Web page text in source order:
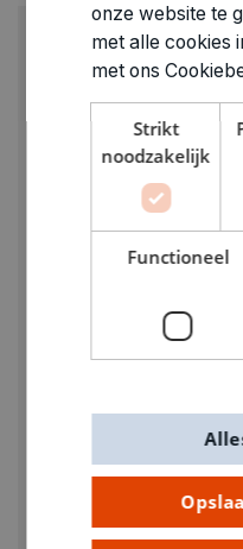
Uitdeelcadeautje -
onze website te
met alle cookies
met ons
Strikt
noodzakelijk
Functioneel